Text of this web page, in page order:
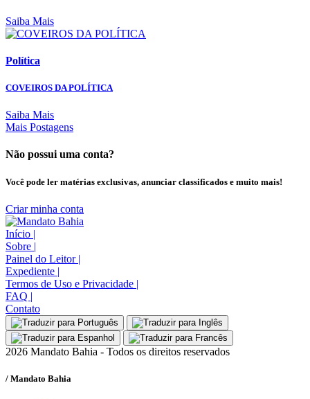
Saiba Mais
Política
COVEIROS DA POLÍTICA
Saiba Mais
Mais Postagens
Não possui uma conta?
Você pode ler matérias exclusivas, anunciar classificados e muito mais!
Criar minha conta
Início |
Sobre |
Painel do Leitor |
Expediente |
Termos de Uso e Privacidade |
FAQ |
Contato
2026 Mandato Bahia - Todos os direitos reservados
/ Mandato Bahia